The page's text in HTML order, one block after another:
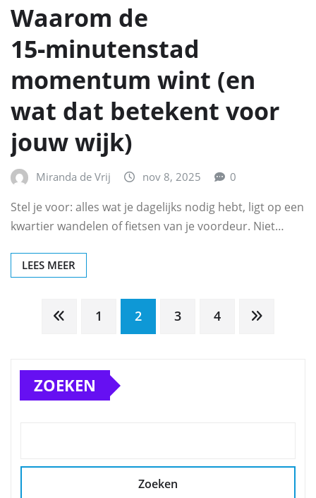
Waarom de
15‑minutenstad
momentum wint (en
wat dat betekent voor
jouw wijk)
Miranda de Vrij nov 8, 2025 0
Stel je voor: alles wat je dagelijks nodig hebt, ligt op een
kwartier wandelen of fietsen van je voordeur. Niet…
LEES MEER
Berichten
paginering
1 2 3 4
ZOEKEN
Zoeken